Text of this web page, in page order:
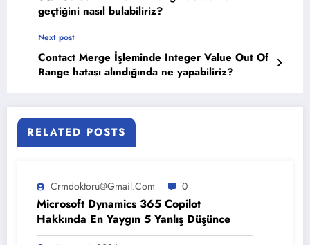
geçtiğini nasıl bulabiliriz?
Next post
Contact Merge İşleminde Integer Value Out Of
Range hatası alındığında ne yapabiliriz?
RELATED POSTS
Crmdoktoru@gmail.com 0
Microsoft Dynamics 365 Copilot
Hakkında En Yaygın 5 Yanlış Düşünce